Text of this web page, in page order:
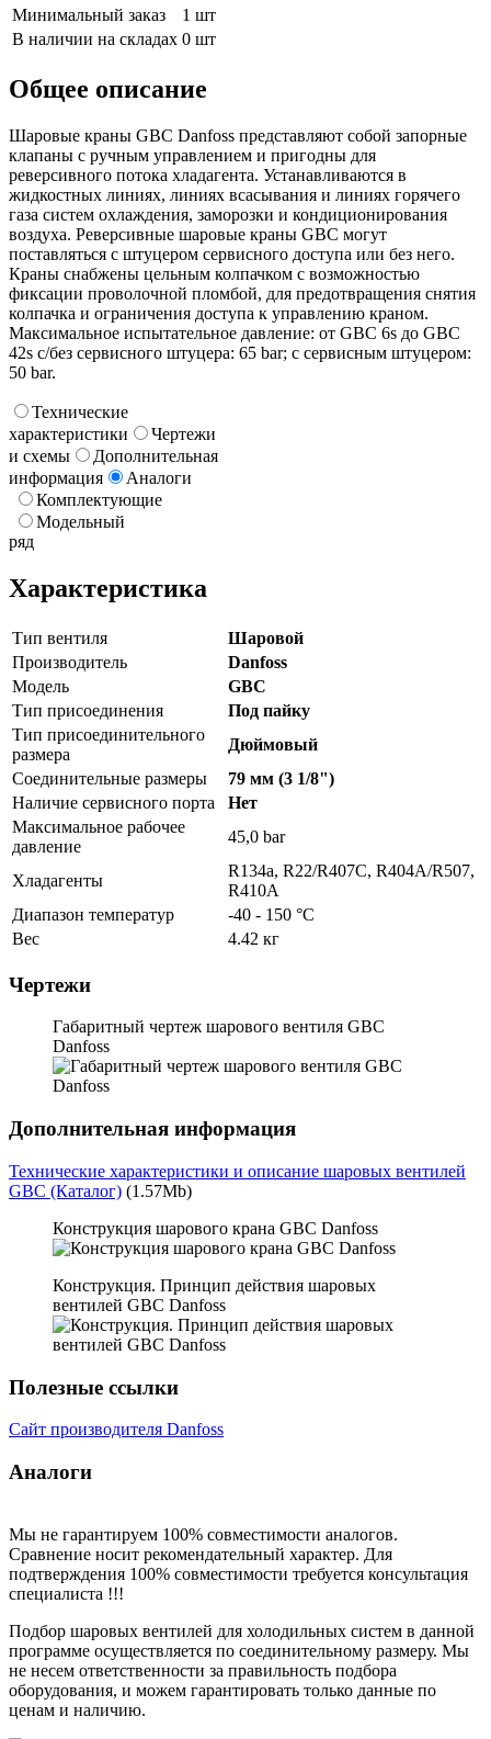
Минимальный заказ
1 шт
В наличии на складах 0 шт
Общее описание
Шаровые краны GBC Danfoss представляют собой запорные
клапаны с ручным управлением и пригодны для
реверсивного потока хладагента. Устанавливаются в
жидкостных линиях, линиях всасывания и линиях горячего
газа систем охлаждения, заморозки и кондиционирования
воздуха. Реверсивные шаровые краны GBC могут
поставляться с штуцером сервисного доступа или без него.
Краны снабжены цельным колпачком с возможностью
фиксации проволочной пломбой, для предотвращения снятия
колпачка и ограничения доступа к управлению краном.
Максимальное испытательное давление: от GBC 6s до GBC
42s с/без сервисного штуцера: 65 bar; с сервисным штуцером:
50 bar.
Технические
характеристики
Чертежи
и схемы
Дополнительная
информация
Аналоги
Комплектующие
Модельный
ряд
Характеристика
Тип вентиля
Шаровой
Производитель
Danfoss
Модель
GBC
Тип присоединения
Под пайку
Тип присоединительного
размера
Дюймовый
Соединительные размеры
79 мм (3 1/8")
Наличие сервисного порта
Нет
Максимальное рабочее
давление
45,0 bar
Хладагенты
R134a, R22/R407C, R404A/R507,
R410A
Диапазон температур
-40 - 150 °C
Вес
4.42 кг
Чертежи
Габаритный чертеж шарового вентиля GBC
Danfoss
Дополнительная информация
Технические характеристики и описание шаровых вентилей
GBC (Каталог) (1.57Mb)
Конструкция шарового крана GBC Danfoss
Конструкция. Принцип действия шаровых
вентилей GBC Danfoss
Полезные ссылки
Сайт производителя Danfoss
Аналоги
Мы не гарантируем 100% совместимости аналогов.
Сравнение носит рекомендательный характер. Для
подтверждения 100% совместимости требуется консультация
специалиста !!!
Подбор шаровых вентилей для холодильных систем в данной
программе осуществляется по соединительному размеру. Мы
не несем ответственности за правильность подбора
оборудования, и можем гарантировать только данные по
ценам и наличию.